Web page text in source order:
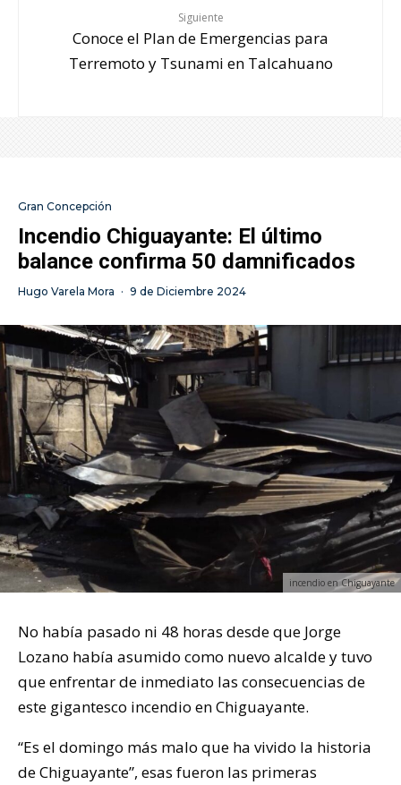
Siguiente
Conoce el Plan de Emergencias para
Terremoto y Tsunami en Talcahuano
Gran Concepción
Incendio Chiguayante: El último
balance confirma 50 damnificados
Hugo Varela Mora · 9 de Diciembre 2024
incendio en Chiguayante
No había pasado ni 48 horas desde que Jorge
Lozano había asumido como nuevo alcalde y tuvo
que enfrentar de inmediato las consecuencias de
este gigantesco incendio en Chiguayante.
“Es el domingo más malo que ha vivido la historia
de Chiguayante”, esas fueron las primeras